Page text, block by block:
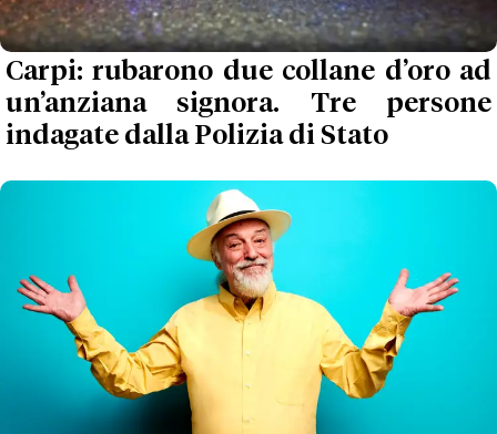
Carpi: rubarono due collane d’oro ad
un’anziana signora. Tre persone
indagate dalla Polizia di Stato